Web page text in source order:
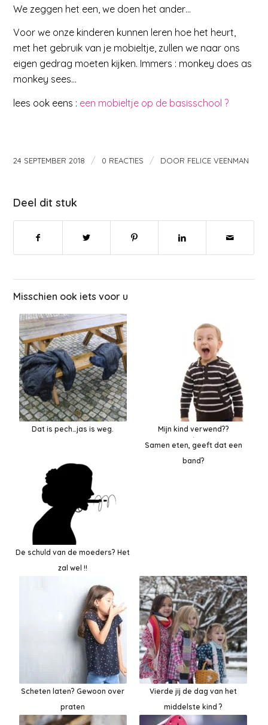
We zeggen het een, we doen het ander…
Voor we onze kinderen kunnen leren hoe het heurt,
met het gebruik van je mobieltje, zullen we naar ons
eigen gedrag moeten kijken. Immers : monkey does as
monkey sees…
lees ook eens : een mobieltje op de basisschool ?
24 SEPTEMBER 2018 / 0 REACTIES / DOOR FELICE VEENMAN
Deel dit stuk
Misschien ook iets voor u
Dat is pech…jas is weg. Mijn kind verwend??
De schuld van de moeders? Het
zal wel !!
Samen eten, geeft dat een
band?
Scheten laten? Gewoon over
praten
Vierde jij de dag van het
middelste kind ?